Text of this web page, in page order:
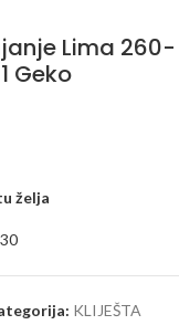
Lima 260-
Geko
želja
KLIJEŠTA